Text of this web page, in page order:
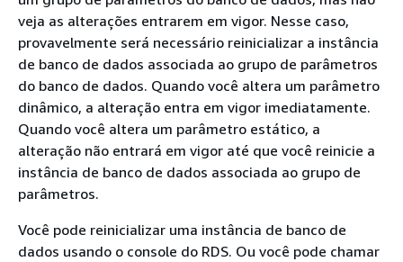
veja as alterações entrarem em vigor. Nesse caso,
provavelmente será necessário reinicializar a instância
de banco de dados associada ao grupo de parâmetros
do banco de dados. Quando você altera um parâmetro
dinâmico, a alteração entra em vigor imediatamente.
Quando você altera um parâmetro estático, a
alteração não entrará em vigor até que você reinicie a
instância de banco de dados associada ao grupo de
parâmetros.
Você pode reinicializar uma instância de banco de
dados usando o console do RDS. Ou você pode chamar